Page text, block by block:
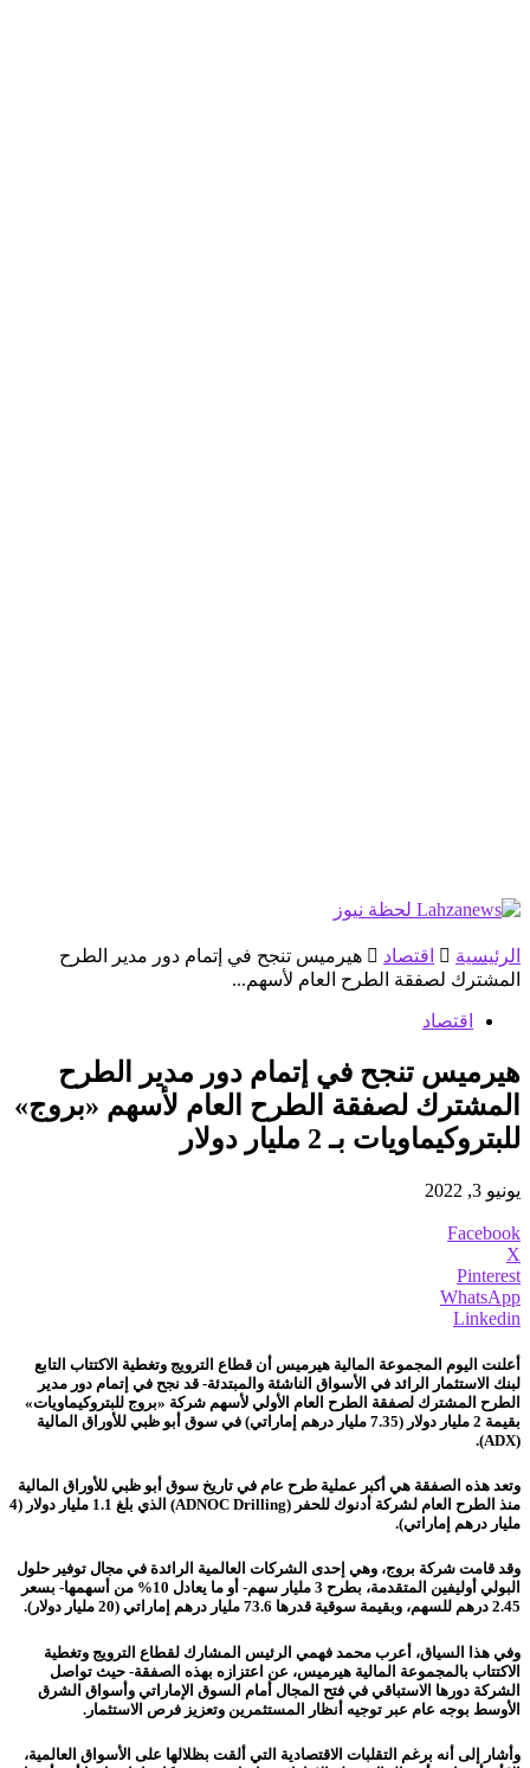
الرئيسية اقتصاد
هيرميس تنجح في إتمام دور مدير الطرح
المشترك لصفقة الطرح العام لأسهم...
اقتصاد
هيرميس تنجح في إتمام دور مدير الطرح
المشترك لصفقة الطرح العام لأسهم «بروج»
للبتروكيماويات بـ 2 مليار دولار
يونيو 3, 2022
Facebook
X
Pinterest
WhatsApp
Linkedin
أعلنت اليوم المجموعة المالية هيرميس أن قطاع الترويج وتغطية الاكتتاب التابع
لبنك الاستثمار الرائد في الأسواق الناشئة والمبتدئة- قد نجح في إتمام دور مدير
الطرح المشترك لصفقة الطرح العام الأولي لأسهم شركة «بروج للبتروكيماويات»
بقيمة 2 مليار دولار (7.35 مليار درهم إماراتي) في سوق أبو ظبي للأوراق المالية
(ADX).
وتعد هذه الصفقة هي أكبر عملية طرح عام في تاريخ سوق أبو ظبي للأوراق المالية
منذ الطرح العام لشركة أدنوك للحفر (ADNOC Drilling) الذي بلغ 1.1 مليار دولار (4
مليار درهم إماراتي).
وقد قامت شركة بروج، وهي إحدى الشركات العالمية الرائدة في مجال توفير حلول
البولي أوليفين المتقدمة، بطرح 3 مليار سهم- أو ما يعادل 10% من أسهمها- بسعر
2.45 درهم للسهم، وبقيمة سوقية قدرها 73.6 مليار درهم إماراتي (20 مليار دولار).
وفي هذا السياق، أعرب محمد فهمي الرئيس المشارك لقطاع الترويج وتغطية
الاكتتاب بالمجموعة المالية هيرميس، عن اعتزازه بهذه الصفقة- حيث تواصل
الشركة دورها الاستباقي في فتح المجال أمام السوق الإماراتي وأسواق الشرق
الأوسط بوجه عام عبر توجيه أنظار المستثمرين وتعزيز فرص الاستثمار.
وأشار إلى أنه برغم التقلبات الاقتصادية التي ألقت بظلالها على الأسواق العالمية،